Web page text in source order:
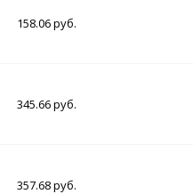
158.06 руб.
345.66 руб.
357.68 руб.